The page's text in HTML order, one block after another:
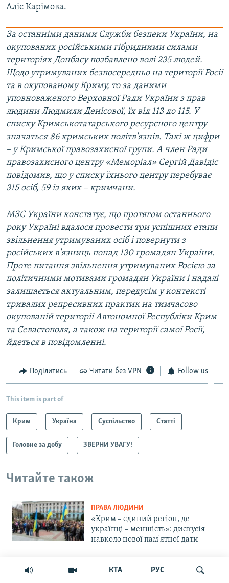
КТА РУС
Аліє Карімова.
За останніми даними Служби безпеки України, на
окупованих російськими гібридними силами
територіях Донбасу позбавлено волі 235 людей.
Щодо утримуваних безпосередньо на території Росії
та в окупованому Криму, то за даними
уповноваженого Верховної Ради України з прав
людини Людмили Денісової, їх від 113 до 115. У
списку Кримськотатарського ресурсного центру
значаться 86 кримських політв'язнів. Такі ж цифри
– у Кримської правозахисної групи. А член Ради
правозахисного центру «Меморіал» Сергій Давідіс
повідомив, що у списку їхнього центру перебуває
315 осіб, 59 із яких – кримчани.
МЗС України констатує, що протягом останнього
року Україні вдалося провести три успішних етапи
звільнення утримуваних осіб і повернути з
російських в'язниць понад 130 громадян України.
Проте питання звільнення утримуваних Росією за
політичними мотивами громадян України і надалі
залишається актуальним, передусім у контексті
тривалих репресивних практик на тимчасово
окупованій території Автономної Республіки Крим
та Севастополя, а також на території самої Росії,
йдеться в повідомленні.
Поділитись Читати без VPN Follow us
This item is part of
Крим Україна Суспільство Статті
Головне за добу ЗВЕРНИ УВАГУ!
Читайте також
ПРАВА ЛЮДИНИ
«Крим – єдиний регіон, де
українці – меншість»: дискусія
навколо нової пам'ятної дати
Російська влада обіцяє закрити